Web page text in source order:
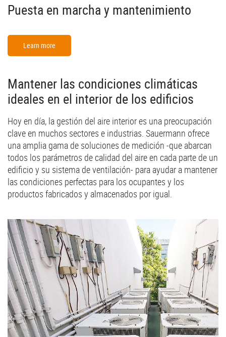
Puesta en marcha y mantenimiento
Learn more
Mantener las condiciones climáticas
ideales en el interior de los edificios
Hoy en día, la gestión del aire interior es una preocupación
clave en muchos sectores e industrias. Sauermann ofrece
una amplia gama de soluciones de medición -que abarcan
todos los parámetros de calidad del aire en cada parte de un
edificio y su sistema de ventilación- para ayudar a mantener
las condiciones perfectas para los ocupantes y los
productos fabricados y almacenados por igual.